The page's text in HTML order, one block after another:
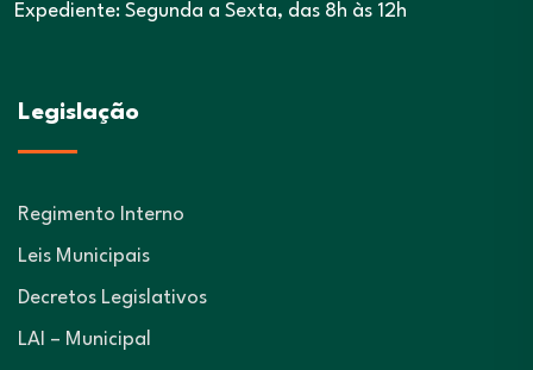
Expediente: Segunda a Sexta, das 8h às 12h
Legislação
Regimento Interno
Leis Municipais
Decretos Legislativos
LAI – Municipal